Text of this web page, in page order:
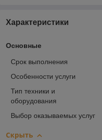
Характеристики
Основные
Срок выполнения
Особенности услуги
Тип техники и
оборудования
Выбор оказываемых услуг
Скрыть